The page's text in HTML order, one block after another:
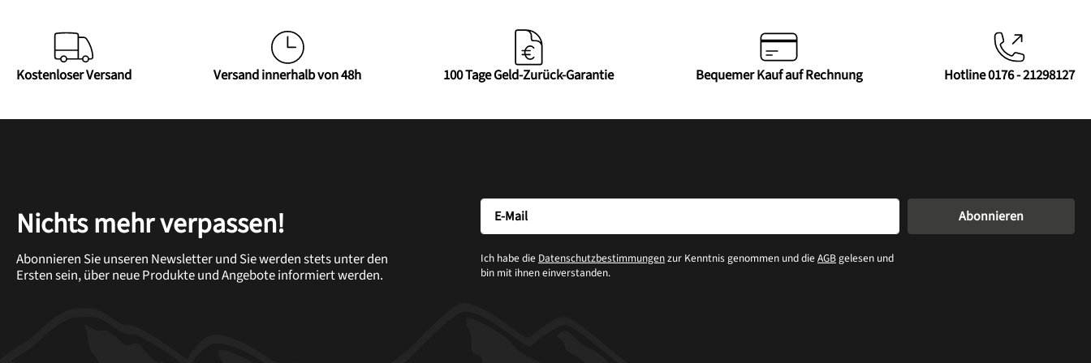
Kostenloser Versand Versand innerhalb von 48h 100 Tage Geld-Zurück-Garantie Bequemer Kauf auf Rechnung Hotline 0176 - 21298127
Nichts mehr verpassen!
Abonnieren Sie unseren Newsletter und Sie werden stets unter den
Ersten sein, über neue Produkte und Angebote informiert werden.
Ich habe die Datenschutzbestimmungenzur Kenntnis genommen und dieAGBgelesen und
bin mit ihnen einverstanden.
Abonnieren